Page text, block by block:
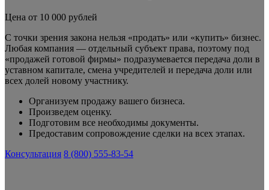
Цена от 10 000 рублей
С точки зрения закона нельзя «продать» или «купить» бизнес.
Любая компания — отдельный субъект права, поэтому под
«продажей готовой фирмы» подразумевается передача доли в
уставном капитале, смена учредителей и передача доли или
всех долей новому участнику.
Организуем продажу вашего бизнеса.
Произведем оценку.
Подготовим все необходимы документы.
Предоставим сопровождение сделки на всех этапах.
Консультация 8 (800) 555-83-54